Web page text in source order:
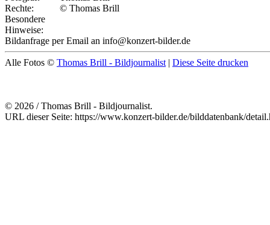
Rechte:
© Thomas Brill
Besondere
Hinweise:
Bildanfrage per Email an info@konzert-bilder.de
Alle Fotos © Thomas Brill - Bildjournalist | Diese Seite drucken
© 2026 / Thomas Brill - Bildjournalist.
URL dieser Seite: https://www.konzert-bilder.de/bilddatenbank/